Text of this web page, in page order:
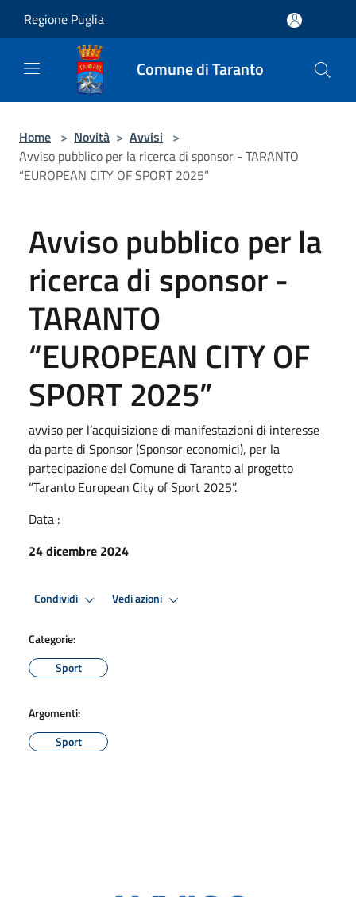
Regione Puglia
Comune di Taranto
Home > Novità > Avvisi >
Avviso pubblico per la ricerca di sponsor - TARANTO
“EUROPEAN CITY OF SPORT 2025”
Avviso pubblico per la
ricerca di sponsor -
TARANTO
“EUROPEAN CITY OF
SPORT 2025”
avviso per l’acquisizione di manifestazioni di interesse
da parte di Sponsor (Sponsor economici), per la
partecipazione del Comune di Taranto al progetto
“Taranto European City of Sport 2025”.
Data :
24 dicembre 2024
Condividi Vedi azioni
Categorie:
Sport
Argomenti:
Sport